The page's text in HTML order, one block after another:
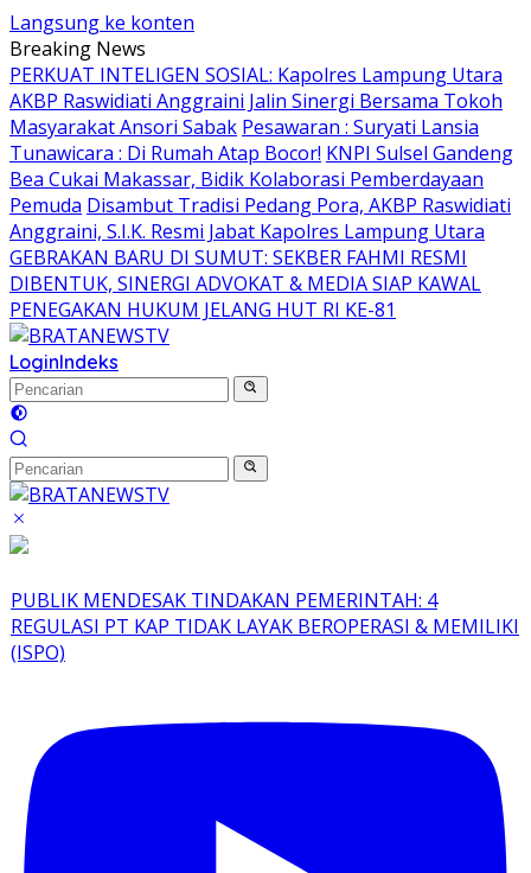
Langsung ke konten
Breaking News
PERKUAT INTELIGEN SOSIAL: Kapolres Lampung Utara
AKBP Raswidiati Anggraini Jalin Sinergi Bersama Tokoh
Masyarakat Ansori Sabak Pesawaran : Suryati Lansia
Tunawicara : Di Rumah Atap Bocor! KNPI Sulsel Gandeng
Bea Cukai Makassar, Bidik Kolaborasi Pemberdayaan
Pemuda Disambut Tradisi Pedang Pora, AKBP Raswidiati
Anggraini, S.I.K. Resmi Jabat Kapolres Lampung Utara
GEBRAKAN BARU DI SUMUT: SEKBER FAHMI RESMI
DIBENTUK, SINERGI ADVOKAT & MEDIA SIAP KAWAL
PENEGAKAN HUKUM JELANG HUT RI KE-81
LoginIndeks
PUBLIK MENDESAK TINDAKAN PEMERINTAH: 4
REGULASI PT KAP TIDAK LAYAK BEROPERASI & MEMILIKI
(ISPO)